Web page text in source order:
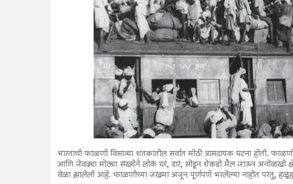
भारताची फाळणी विसाव्या शतकातील सर्वात मोठी त्रासदायक घटना होती.
आणि जेवढ्या मोठ्या संख्येने लोकं घरं, दारं, सोडून शेकडो मैल जाऊन अनोळखी
वेळा झालेली आहे. फाळणीच्या जखमा अजून पूर्णपणे भरलेल्या नाहीत परंतु,